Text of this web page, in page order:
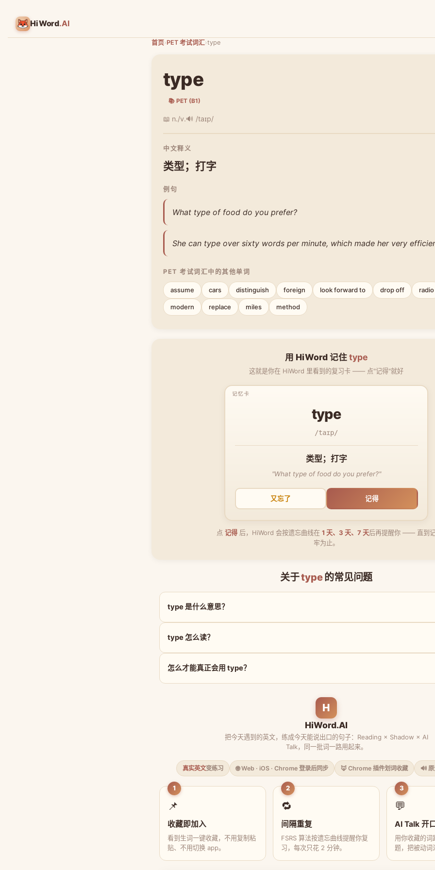
HiWord.AI
首页›PET 考试词汇›type
type
📚 PET (B1)
📖 n./v.🔊 /taɪp/
中文释义
类型；打字
例句
What type of food do you prefer?
She can type over sixty words per minute, which made her very
PET 考试词汇中的其他单词
assume cars distinguish foreign look forward to drop off radio
modern replace miles method
用 HiWord 记住type
这就是你在 HiWord 里看到的复习卡 —— 点"记得"就好
type
/taɪp/
类型；打字
"What type of food do you prefer?"
又忘了 记得
点 记得 后，HiWord 会按遗忘曲线在 1 天、3 天、7 天后再提醒你 —— 直到
牢为止。
关于type的常见问题
type 是什么意思？
type 怎么读？
怎么才能真正会用 type？
H
HiWord.AI
把今天遇到的英文，练成今天能说出口的句子：Reading × Shadow × AI
Talk，同一批词一路用起来。
真实英文变练习 🌐 Web · iOS · Chrome 登录后同步 🦊 Chrome 插件划词收藏 🔊
1
📌
收藏即加入
看到生词一键收藏，不用复制粘
贴、不用切换 app。
2
🔁
间隔重复
FSRS 算法按遗忘曲线提醒你复
习，每次只花 2 分钟。
3
💬
AI Talk 开
用你收藏的词
题，把被动词